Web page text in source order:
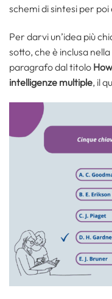
schemi di sintesi per
Per darvi un’idea più
sotto, che è inclusa
paragrafo dal titolo
intelligenze multiple, il